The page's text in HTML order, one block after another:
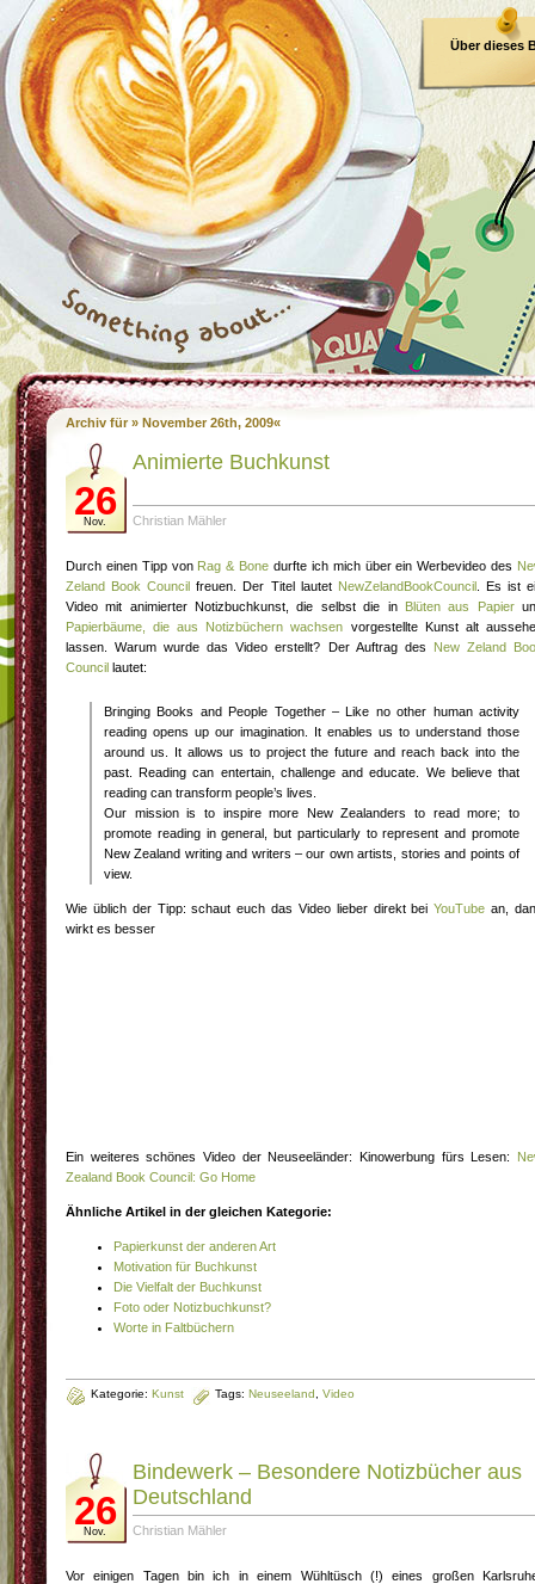
Über dieses
Archiv für » November 26th, 2009«
26
Nov.
Animierte Buchkunst
Christian Mähler
Durch einen Tipp von Rag & Bone durfte ich mich über ein Werbevideo des
Zeland Book Council freuen. Der Titel lautet NewZelandBookCouncil. Es ist
Video mit animierter Notizbuchkunst, die selbst die in Blüten aus Papier
Papierbäume, die aus Notizbüchern wachsen vorgestellte Kunst alt
lassen. Warum wurde das Video erstellt? Der Auftrag des New Zeland
Council lautet:
Bringing Books and People Together – Like no other human activity
reading opens up our imagination. It enables us to understand those
around us. It allows us to project the future and reach back into the
past. Reading can entertain, challenge and educate. We believe that
reading can transform people’s lives.
Our mission is to inspire more New Zealanders to read more; to
promote reading in general, but particularly to represent and promote
New Zealand writing and writers – our own artists, stories and points of
view.
Wie üblich der Tipp: schaut euch das Video lieber direkt beiYouTube an,
wirkt es besser
Ein weiteres schönes Video der Neuseeländer: Kinowerbung fürs Lesen:
Zealand Book Council: Go Home
Ähnliche Artikel in der gleichen Kategorie:
Papierkunst der anderen Art
Motivation für Buchkunst
Die Vielfalt der Buchkunst
Foto oder Notizbuchkunst?
Worte in Faltbüchern
Kategorie: Kunst Tags: Neuseeland Video
26
Nov.
Bindewerk – Besondere Notizbücher aus
Deutschland
Christian Mähler
Vor einigen Tagen bin ich in einem Wühltüsch (!) eines großen